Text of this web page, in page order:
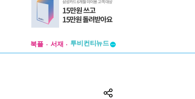
북플 서재
창작플랫폼